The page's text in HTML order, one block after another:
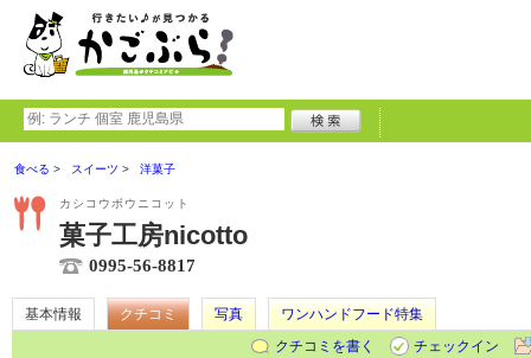
食べる スイーツ 洋菓子
カシコウボウニコット
菓子工房nicotto
0995-56-8817
基本情報 クチコミ 写真
ワンハンドフード特集
クチコミを書く
チェックイン